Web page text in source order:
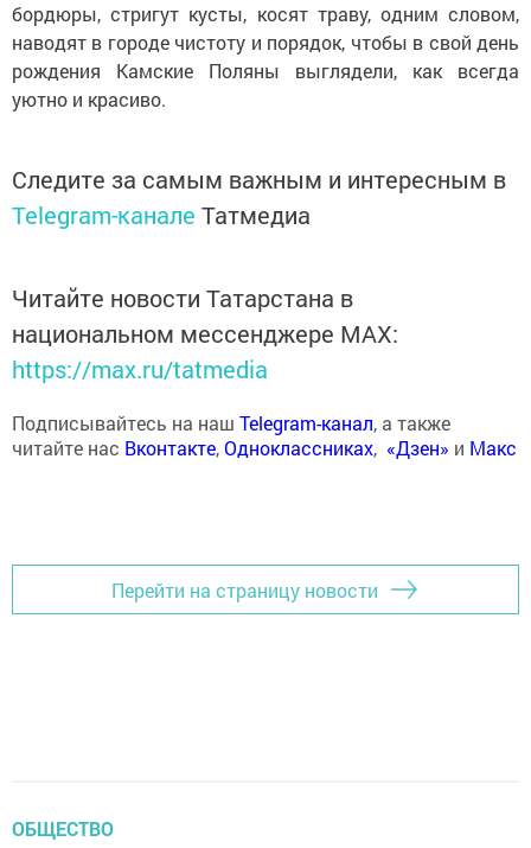
бордюры, стригут кусты, косят траву, одним словом,
наводят в городе чистоту и порядок, чтобы в свой день
рождения Камские Поляны выглядели, как всегда
уютно и красиво.
Следите за самым важным и интересным в
Telegram-канале Татмедиа
Читайте новости Татарстана в
национальном мессенджере MАХ:
https://max.ru/tatmedia
Подписывайтесь на наш Telegram-канал, а также
читайте нас Вконтакте,Одноклассниках, «Дзен» и Макс
Перейти на страницу новости
ОБЩЕСТВО